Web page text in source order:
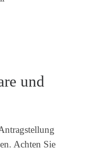
und
Achten Sie